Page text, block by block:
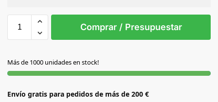
Comprar / Presupuestar
Más de 1000 unidades en stock!
Envío gratis para pedidos de más de 200 €